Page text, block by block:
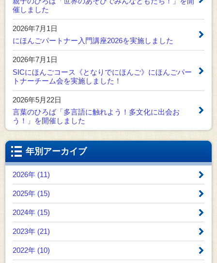
催しました
2026年7月1日
にほんごパートナー入門講座2026を実施しました
2026年7月1日
SICにほんごコース《となりでにほんご》にほんごパー
トナーチーム会を実施しました！
2026年5月22日
言葉のひろば「多言語に触れよう！多文化に出会お
う！」を開催しました
年別アーカイブ
2026年 (11)
2025年 (15)
2024年 (15)
2023年 (21)
2022年 (10)